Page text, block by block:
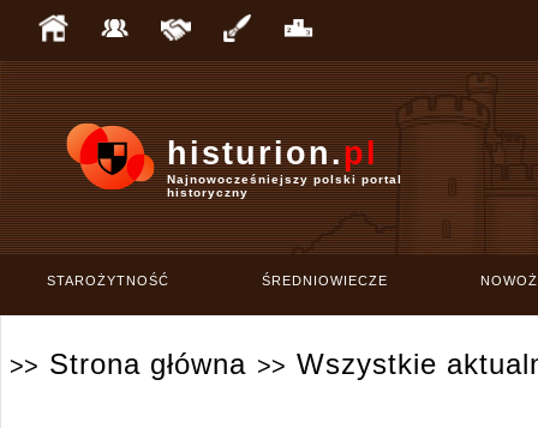
histurion.pl
Najnowocześniejszy polski portal
historyczny
STAROŻYTNOŚĆ ŚREDNIOWIECZE
>> Strona główna >> Wszystkie